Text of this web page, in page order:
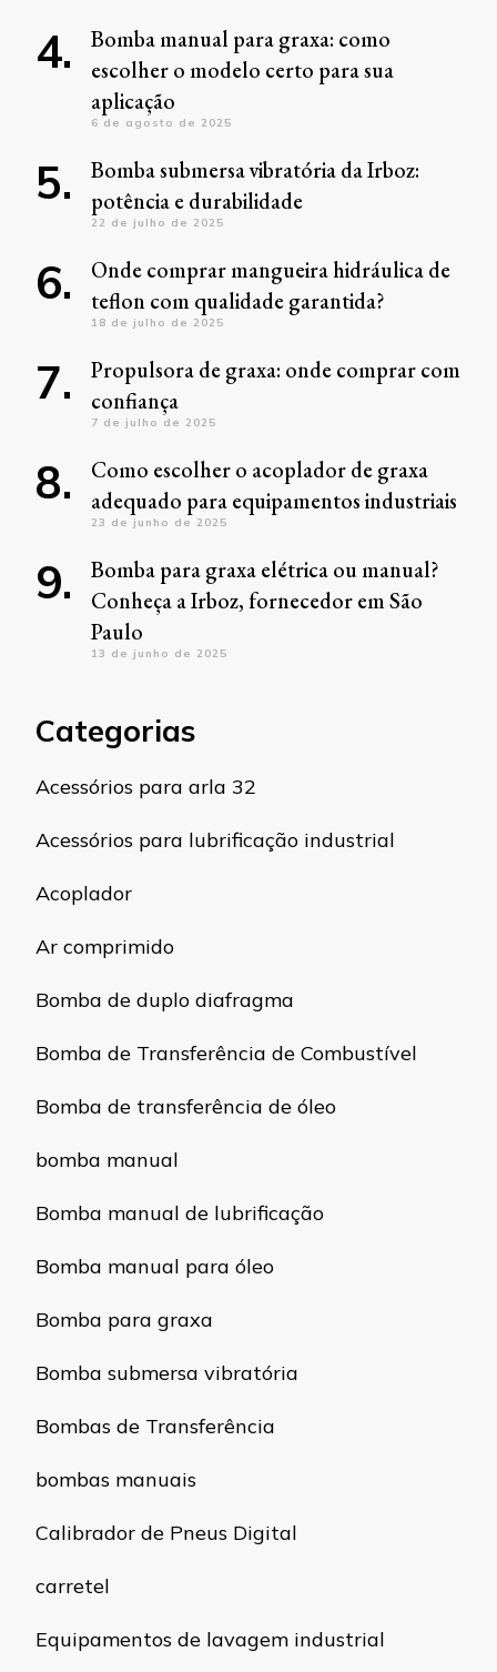
Bomba manual para graxa: como
escolher o modelo certo para sua
aplicação
6 de agosto de 2025
Bomba submersa vibratória da Irboz:
potência e durabilidade
22 de julho de 2025
Onde comprar mangueira hidráulica de
teflon com qualidade garantida?
18 de julho de 2025
Propulsora de graxa: onde comprar com
confiança
7 de julho de 2025
Como escolher o acoplador de graxa
adequado para equipamentos industriais
23 de junho de 2025
Bomba para graxa elétrica ou manual?
Conheça a Irboz, fornecedor em São
Paulo
13 de junho de 2025
Categorias
Acessórios para arla 32
Acessórios para lubrificação industrial
Acoplador
Ar comprimido
Bomba de duplo diafragma
Bomba de Transferência de Combustível
Bomba de transferência de óleo
bomba manual
Bomba manual de lubrificação
Bomba manual para óleo
Bomba para graxa
Bomba submersa vibratória
Bombas de Transferência
bombas manuais
Calibrador de Pneus Digital
carretel
Equipamentos de lavagem industrial